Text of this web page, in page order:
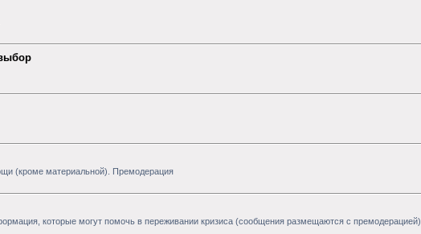
(кроме материальной). Премодерация
которые могут помочь в переживании кризиса (сообщения размещаются с премодерацией)